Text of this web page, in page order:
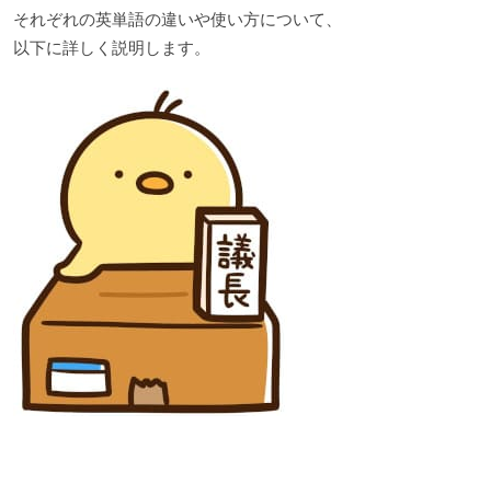
それぞれの英単語の違いや使い方について、
以下に詳しく説明します。